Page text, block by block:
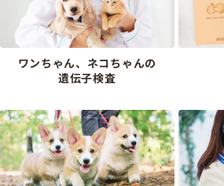
ワンちゃん、ネコちゃんの
遺伝子検査